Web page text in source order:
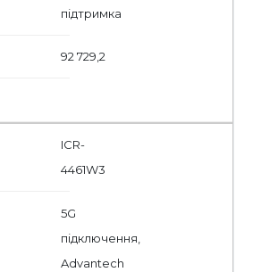
підтримка
92 729,2
ICR-
4461W3
5G
підключення,
Advantech